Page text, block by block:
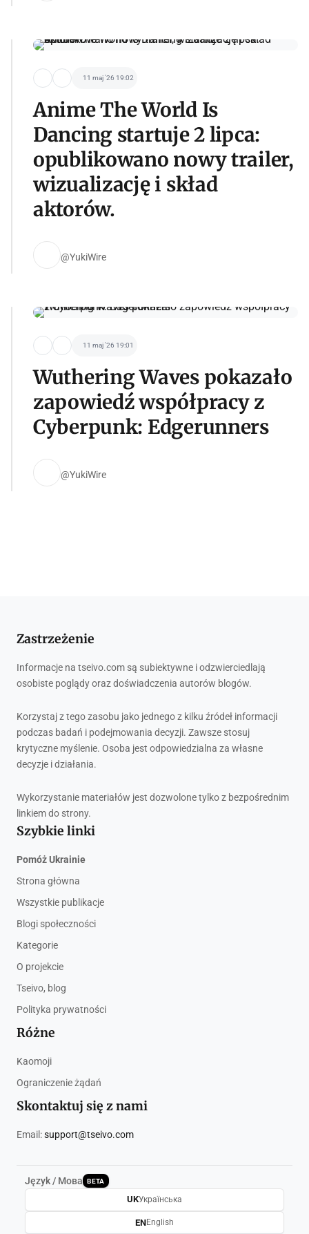
11 maj '26 19:02
Anime The World Is
Dancing startuje 2 lipca:
opublikowano nowy trailer,
wizualizację i skład
aktorów.
@YukiWire
11 maj '26 19:01
Wuthering Waves pokazało
zapowiedź współpracy z
Cyberpunk: Edgerunners
@YukiWire
Zastrzeżenie
Informacje na tseivo.com są subiektywne i odzwierciedlają
osobiste poglądy oraz doświadczenia autorów blogów.
Korzystaj z tego zasobu jako jednego z kilku źródeł informacji
podczas badań i podejmowania decyzji. Zawsze stosuj
krytyczne myślenie. Osoba jest odpowiedzialna za własne
decyzje i działania.
Wykorzystanie materiałów jest dozwolone tylko z bezpośrednim
linkiem do strony.
Szybkie linki
Pomóż Ukrainie
Strona główna
Wszystkie publikacje
Blogi społeczności
Kategorie
O projekcie
Tseivo, blog
Polityka prywatności
Różne
Kaomoji
Ograniczenie żądań
Skontaktuj się z nami
Email:support@tseivo.com
Język / Мова BETA
UKУкраїнська
ENEnglish